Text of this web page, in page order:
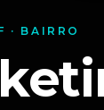
· BAIRRO